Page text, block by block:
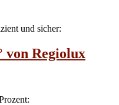
und sicher:
von Regiolux